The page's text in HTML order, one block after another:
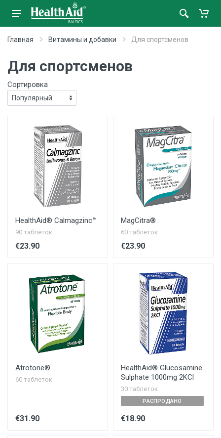
Главная Витамины и добавки Для спортсменов
Для спортсменов
Сортировка
HealthAid® Calmagzinc™
90 таблеток
€23.90
MagCitra®
60 таблеток
€23.90
Atrotone®
60 таблеток
€31.90
HealthAid® Glucosamine
Sulphate 1000mg 2KCl
30 таблеток
РАСПРОДАНО
€18.90